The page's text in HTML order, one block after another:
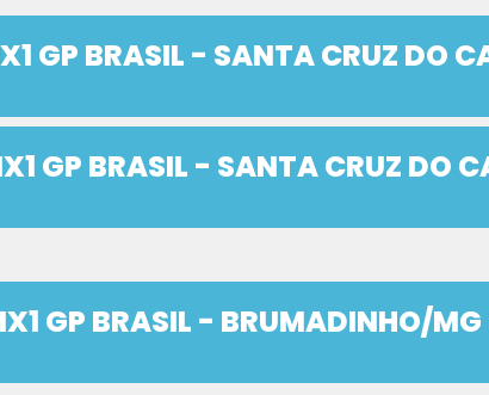
GP BRASIL - SANTA CRUZ DO
GP BRASIL - SANTA CRUZ DO
GP BRASIL - BRUMADINHO/MG